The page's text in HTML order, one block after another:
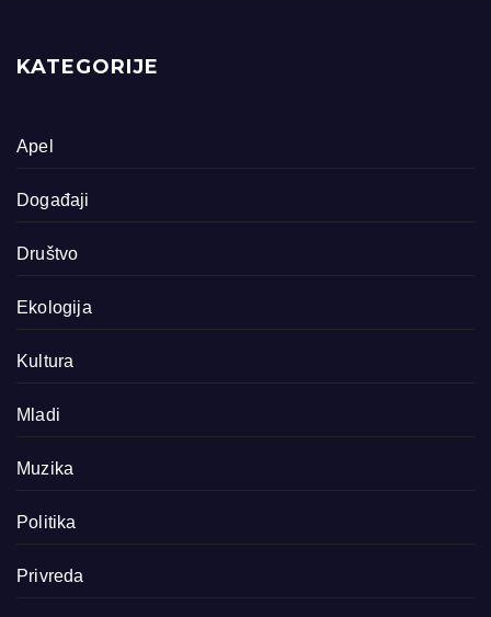
KATEGORIJE
Apel
Događaji
Društvo
Ekologija
Kultura
Mladi
Muzika
Politika
Privreda